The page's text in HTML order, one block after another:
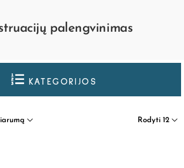
palengvinimas
KATEGORIJOS
Rodyti 12